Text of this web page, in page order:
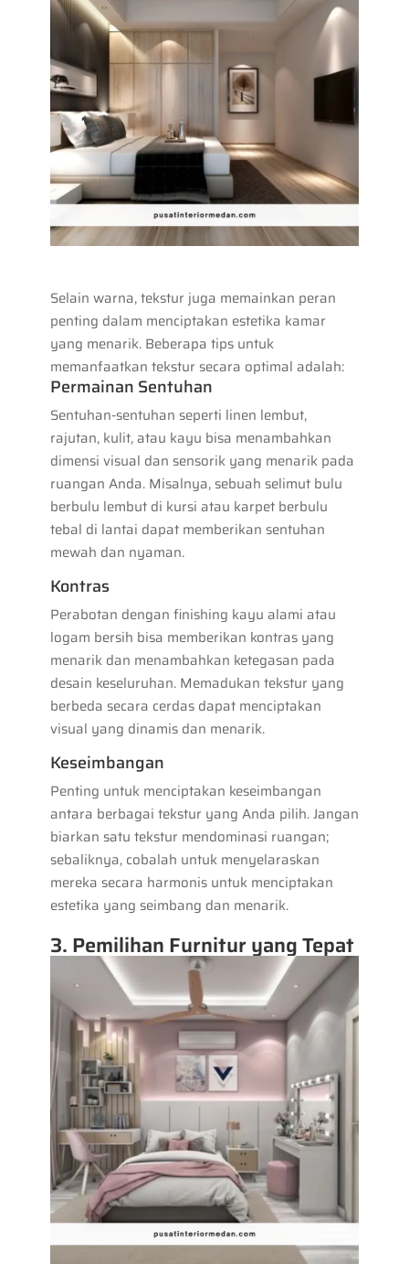
Selain warna, tekstur juga memainkan peran
penting dalam menciptakan estetika kamar
yang menarik. Beberapa tips untuk
memanfaatkan tekstur secara optimal adalah:
Permainan Sentuhan
Sentuhan-sentuhan seperti linen lembut,
rajutan, kulit, atau kayu bisa menambahkan
dimensi visual dan sensorik yang menarik pada
ruangan Anda. Misalnya, sebuah selimut bulu
berbulu lembut di kursi atau karpet berbulu
tebal di lantai dapat memberikan sentuhan
mewah dan nyaman.
Kontras
Perabotan dengan finishing kayu alami atau
logam bersih bisa memberikan kontras yang
menarik dan menambahkan ketegasan pada
desain keseluruhan. Memadukan tekstur yang
berbeda secara cerdas dapat menciptakan
visual yang dinamis dan menarik.
Keseimbangan
Penting untuk menciptakan keseimbangan
antara berbagai tekstur yang Anda pilih. Jangan
biarkan satu tekstur mendominasi ruangan;
sebaliknya, cobalah untuk menyelaraskan
mereka secara harmonis untuk menciptakan
estetika yang seimbang dan menarik.
3. Pemilihan Furnitur yang Tepat